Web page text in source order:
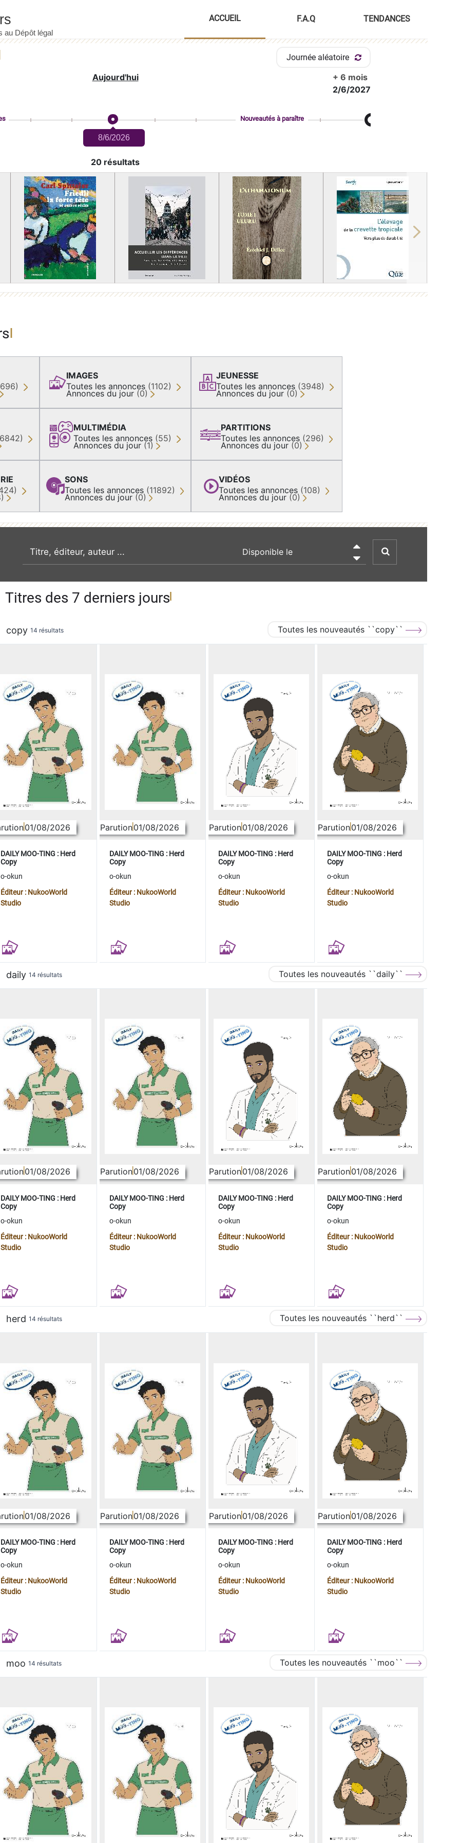
ACCUEIL F.A.Q TENDANCES
Journée aléatoire
Aujourd'hui
+ 6 mois
2/6/2027
8/6/2026
Nouveautés à paraître
20 résultats
Next
IMAGES
Toutes les annonces (1102)
Annonces du jour (0)
MULTIMÉDIA
Toutes les annonces (55)
Annonces du jour (1)
SONS
Toutes les annonces (11892)
Annonces du jour (0)
JEUNESSE
Toutes les annonces (3948)
Annonces du jour (0)
PARTITIONS
Toutes les annonces (296)
Annonces du jour (0)
VIDÉOS
Toutes les annonces (108)
Annonces du jour (0)
recherche par mot clé

Titres des 7 derniers jours
copy 14 résultats Toutes les nouveautés ``copy``
01/08/2026
DAILY MOO-TING : Herd
Copy
o-okun
Éditeur : NukooWorld
Studio
Parution01/08/2026
DAILY MOO-TING : Herd
Copy
o-okun
Éditeur : NukooWorld
Studio
Parution01/08/2026
DAILY MOO-TING : Herd
Copy
o-okun
Éditeur : NukooWorld
Studio
Parution01/08/2026
DAILY MOO-TING : Herd
Copy
o-okun
Éditeur : NukooWorld
Studio
daily 14 résultats Toutes les nouveautés ``daily``
01/08/2026
DAILY MOO-TING : Herd
Copy
o-okun
Éditeur : NukooWorld
Studio
Parution01/08/2026
DAILY MOO-TING : Herd
Copy
o-okun
Éditeur : NukooWorld
Studio
Parution01/08/2026
DAILY MOO-TING : Herd
Copy
o-okun
Éditeur : NukooWorld
Studio
Parution01/08/2026
DAILY MOO-TING : Herd
Copy
o-okun
Éditeur : NukooWorld
Studio
herd 14 résultats Toutes les nouveautés ``herd``
01/08/2026
DAILY MOO-TING : Herd
Copy
o-okun
Éditeur : NukooWorld
Studio
Parution01/08/2026
DAILY MOO-TING : Herd
Copy
o-okun
Éditeur : NukooWorld
Studio
Parution01/08/2026
DAILY MOO-TING : Herd
Copy
o-okun
Éditeur : NukooWorld
Studio
Parution01/08/2026
DAILY MOO-TING : Herd
Copy
o-okun
Éditeur : NukooWorld
Studio
moo 14 résultats Toutes les nouveautés ``moo``